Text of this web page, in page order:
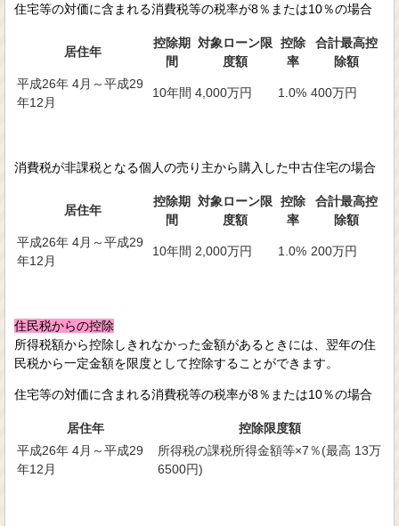
住宅等の対価に含まれる消費税等の税率が8％または10％の場合
居住年
控除期
間
対象ローン限
度額
控除
率
合計最高控
除額
平成26年 4月～平成29
年12月
10年間 4,000万円 1.0% 400万円
消費税が非課税となる個人の売り主から購入した中古住宅の場合
居住年
控除期
間
対象ローン限
度額
控除
率
合計最高控
除額
平成26年 4月～平成29
年12月
10年間 2,000万円 1.0% 200万円
住民税からの控除
所得税額から控除しきれなかった金額があるときには、翌年の住
民税から一定金額を限度として控除することができます。
住宅等の対価に含まれる消費税等の税率が8％または10％の場合
居住年
控除限度額
平成26年 4月～平成29
年12月
所得税の課税所得金額等×7％(最高 13万
6500円)